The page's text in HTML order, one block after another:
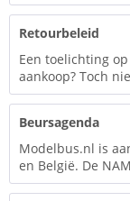
Retourbeleid
Een toelichting
aankoop? Toch
Beursagenda
Modelbus.nl is
en België. De